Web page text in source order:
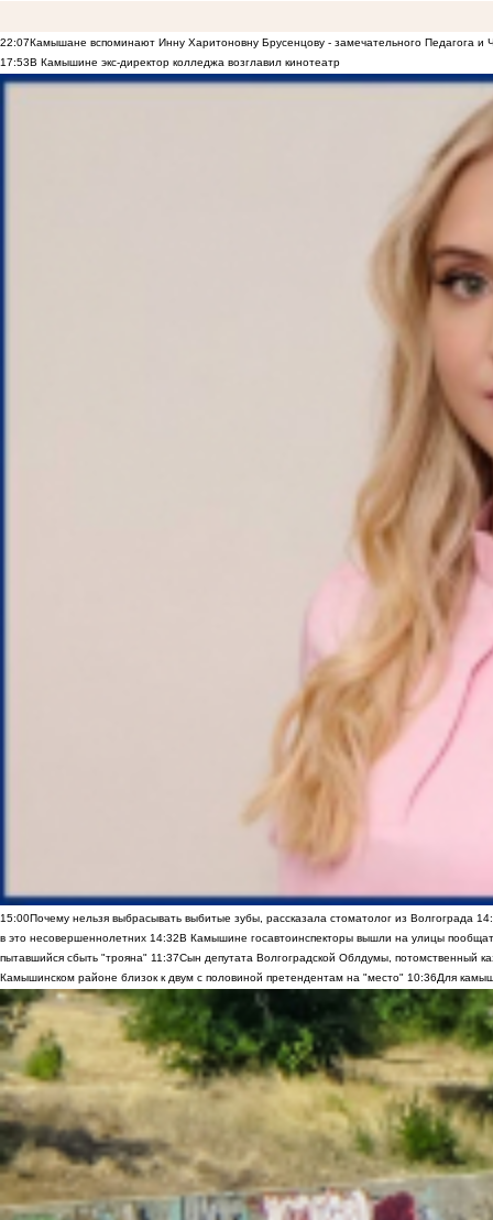
22:07Камышане вспоминают Инну Харитоновну Брусенцову - замечательного Педагога и
17:53В Камышине экс-директор колледжа возглавил кинотеатр
15:00Почему нельзя выбрасывать выбитые зубы, рассказала стоматолог из Волгограда
в это несовершеннолетних 14:32В Камышине госавтоинспекторы вышли на улицы
пытавшийся сбыть "трояна" 11:37Сын депутата Волгоградской Облдумы, потомственный
Камышинском районе близок к двум с половиной претендентам на "место" 10:36Для